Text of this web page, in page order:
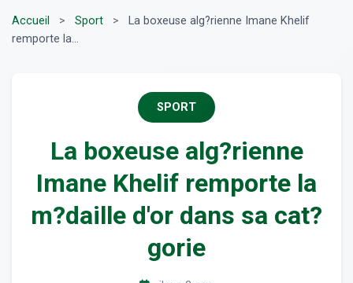
Accueil > Sport >
La boxeuse alg?rienne Imane Khelif
remporte la...
SPORT
La boxeuse alg?rienne
Imane Khelif remporte la
m?daille d'or dans sa cat?
gorie